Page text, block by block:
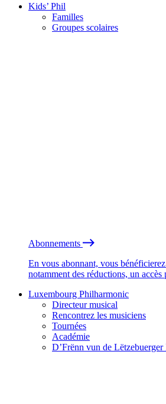
Kids’ Phil
Familles
Groupes scolaires
Abonnements
En vous abonnant, vous
notamment des réductions, un
Luxembourg Philharmonic
Directeur musical
Rencontrez les musiciens
Tournées
Académie
D’Frënn vun de